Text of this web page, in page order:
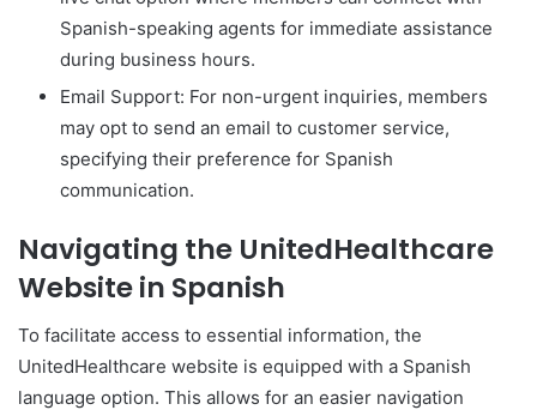
Spanish-speaking agents for immediate assistance
during business hours.
Email Support: For non-urgent inquiries, members
may opt to send an email to customer service,
specifying their preference for Spanish
communication.
Navigating the UnitedHealthcare
Website in Spanish
To facilitate access to essential information, the
UnitedHealthcare website is equipped with a Spanish
language option. This allows for an easier navigation